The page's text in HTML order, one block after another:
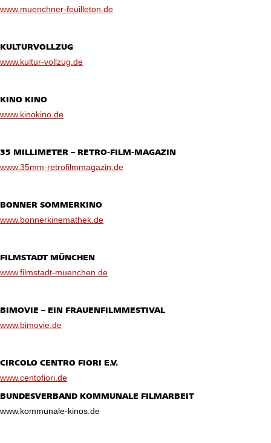
www.muenchner-feuilleton.de
KULTURVOLLZUG
www.kultur-vollzug.de
KINO KINO
www.kinokino.de
35 MILLIMETER – RETRO-FILM-MAGAZIN
www.35mm-retrofilmmagazin.de
BONNER SOMMERKINO
www.bonnerkinemathek.de
FILMSTADT MÜNCHEN
www.filmstadt-muenchen.de
BIMOVIE – EIN FRAUENFILMMESTIVAL
www.bimovie.de
CIRCOLO CENTRO FIORI E.V.
www.centofiori.de
BUNDESVERBAND KOMMUNALE FILMARBEIT
www.kommunale-kinos.de